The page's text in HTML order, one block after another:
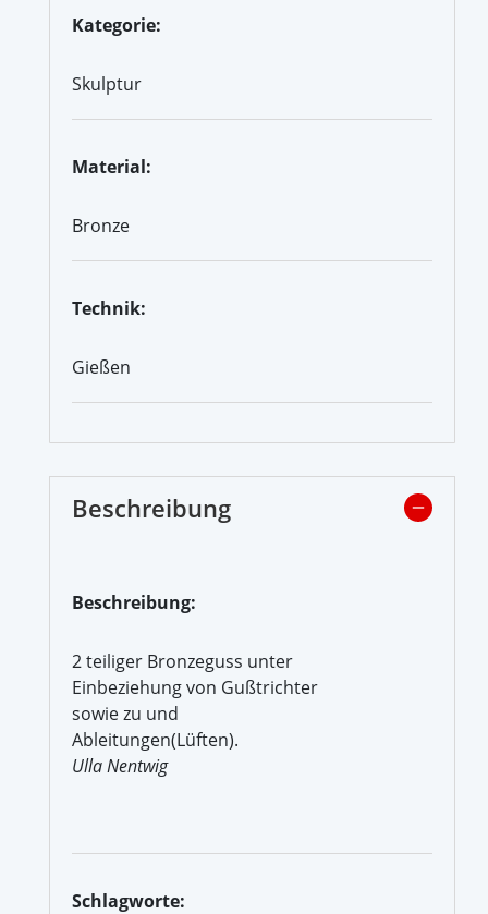
Kategorie:
Skulptur
Material:
Bronze
Technik:
Gießen
Beschreibung
Beschreibung:
2 teiliger Bronzeguss unter
Einbeziehung von Gußtrichter
sowie zu und
Ableitungen(Lüften).
Ulla Nentwig
Schlagworte: